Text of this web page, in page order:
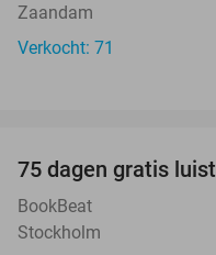
Zaandam
Verkocht: 71
75 dagen gratis
BookBeat
Stockholm